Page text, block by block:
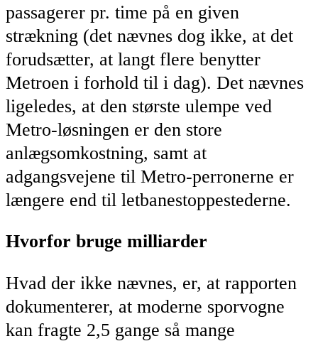
passagerer pr. time på en given
strækning (det nævnes dog ikke, at det
forudsætter, at langt flere benytter
Metroen i forhold til i dag). Det nævnes
ligeledes, at den største ulempe ved
Metro-løsningen er den store
anlægsomkostning, samt at
adgangsvejene til Metro-perronerne er
længere end til letbanestoppestederne.
Hvorfor bruge milliarder
Hvad der ikke nævnes, er, at rapporten
dokumenterer, at moderne sporvogne
kan fragte 2,5 gange så mange